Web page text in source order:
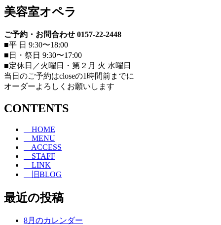
美容室オペラ
ご予約・お問合わせ 0157-22-2448
■平 日 9:30〜18:00
■日・祭日 9:30〜17:00
■定休日／火曜日・第２月 火 水曜日
当日のご予約はcloseの1時間前までに
オーダーよろしくお願いします
CONTENTS
HOME
MENU
ACCESS
STAFF
LINK
旧BLOG
最近の投稿
8月のカレンダー